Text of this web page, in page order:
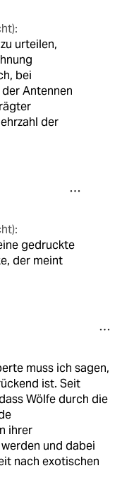
urteilen,
bei
Antennen
der
gedruckte
der meint
muss ich sagen,
ist. Seit
Wölfe durch die
ihrer
und dabei
nach exotischen